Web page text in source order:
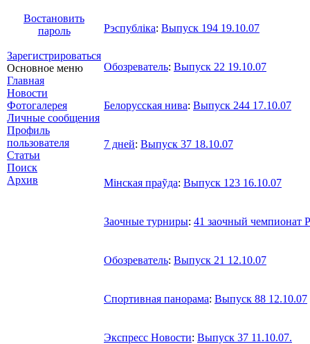
Востановить
пароль
Зарегистрироваться
Основное меню
Главная
Новости
Фотогалерея
Личные сообщения
Профиль
пользователя
Статьи
Поиск
Архив
Рэспублiка: Выпуск 194 19.10.07
Обозреватель: Выпуск 22 19.10.07
Белорусская нива: Выпуск 244 17.10.07
7 дней: Выпуск 37 18.10.07
Мiнская праỹда: Выпуск 123 16.10.07
Заочные турниры: 41 заочный чемпионат
Обозреватель: Выпуск 21 12.10.07
Спортивная панорама: Выпуск 88 12.10.07
Экспресс Новости: Выпуск 37 11.10.07.